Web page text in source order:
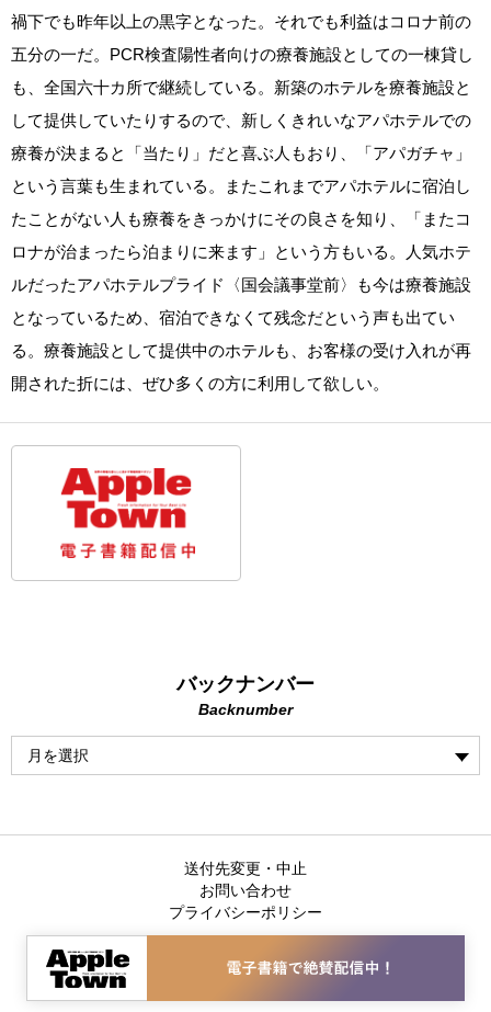
禍下でも昨年以上の黒字となった。それでも利益はコロナ前の
五分の一だ。PCR検査陽性者向けの療養施設としての一棟貸し
も、全国六十カ所で継続している。新築のホテルを療養施設と
して提供していたりするので、新しくきれいなアパホテルでの
療養が決まると「当たり」だと喜ぶ人もおり、「アパガチャ」
という言葉も生まれている。またこれまでアパホテルに宿泊し
たことがない人も療養をきっかけにその良さを知り、「またコ
ロナが治まったら泊まりに来ます」という方もいる。人気ホテ
ルだったアパホテルプライド〈国会議事堂前〉も今は療養施設
となっているため、宿泊できなくて残念だという声も出てい
る。療養施設として提供中のホテルも、お客様の受け入れが再
開された折には、ぜひ多くの方に利用して欲しい。
バックナンバー
Backnumber
送付先変更・中止
お問い合わせ
プライバシーポリシー